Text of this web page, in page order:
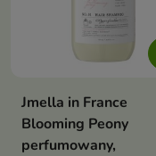
Jmella in France
Blooming Peony
perfumowany,